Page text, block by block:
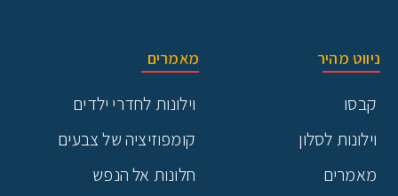
ניווט מהיר
קבסו
וילונות לסלון
מאמרים
מאמרים
וילונות לחדרי ילדים
קומפוזיציה של צבעים
חלונות אל הנפש